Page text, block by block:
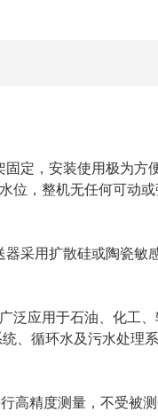
定，安装使用极为方
位，整机无任何可动
采用扩散硅或陶瓷敏
泛应用于石油、化工
、循环水及污水处理系
高精度测量，不受被